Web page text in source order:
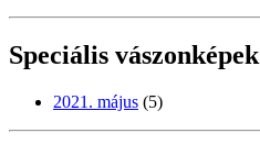
Speciális vászonképek
2021. május (5)